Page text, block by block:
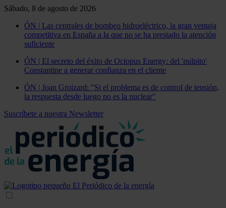
Sábado, 8 de agosto de 2026
ÓN | Las centrales de bombeo hidroeléctrico, la gran ventaja
competitiva en España a la que no se ha prestado la atención
suficiente
ÓN | El secreto del éxito de Octopus Energy: del 'pulpito'
Constantine a generar confianza en el cliente
ÓN | Joan Groizard: "Si el problema es de control de tensión,
la respuesta desde luego no es la nuclear"
Suscríbete a nuestra Newsletter